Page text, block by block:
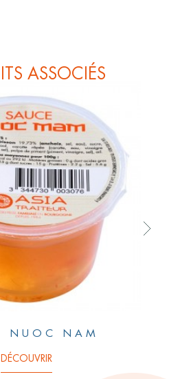
ASSOCIÉS
NUOC NAM
DÉCOUVRIR